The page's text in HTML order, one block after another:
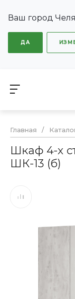
Ваш город
ДА
Главная /
Шкаф 4-х
ШК-13 (б)